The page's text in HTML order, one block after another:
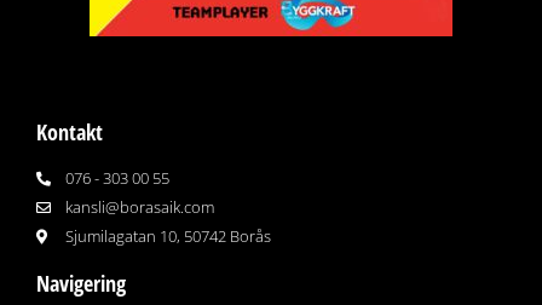
Kontakt
076 - 303 00 55
kansli@borasaik.com
Sjumilagatan 10, 50742 Borås
Navigering